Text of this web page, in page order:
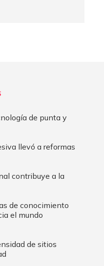
de punta y
llevó a reformas
contribuye a la
de conocimiento
el mundo
de sitios